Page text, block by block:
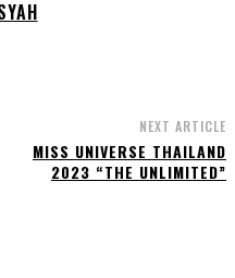
NEXT ARTICLE
MISS UNIVERSE THAILAND
2023 “THE UNLIMITED”